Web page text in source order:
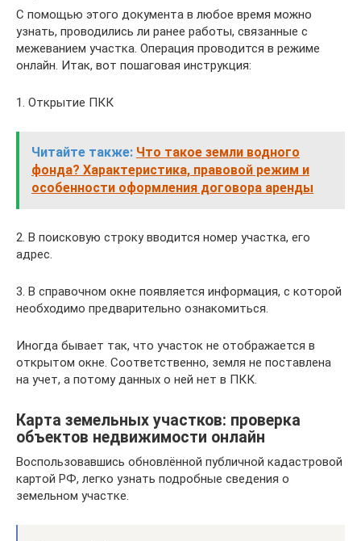
С помощью этого документа в любое время можно
узнать, проводились ли ранее работы, связанные с
межеванием участка. Операция проводится в режиме
онлайн. Итак, вот пошаговая инструкция:
1. Открытие ПКК
Читайте также: Что такое земли водного
фонда? Характеристика, правовой режим и
особенности оформления договора аренды
2. В поисковую строку вводится номер участка, его
адрес.
3. В справочном окне появляется информация, с которой
необходимо предварительно ознакомиться.
Иногда бывает так, что участок не отображается в
открытом окне. Соответственно, земля не поставлена
на учет, а потому данных о ней нет в ПКК.
Карта земельных участков: проверка
объектов недвижимости онлайн
Воспользовавшись обновлённой публичной кадастровой
картой РФ, легко узнать подробные сведения о
земельном участке.